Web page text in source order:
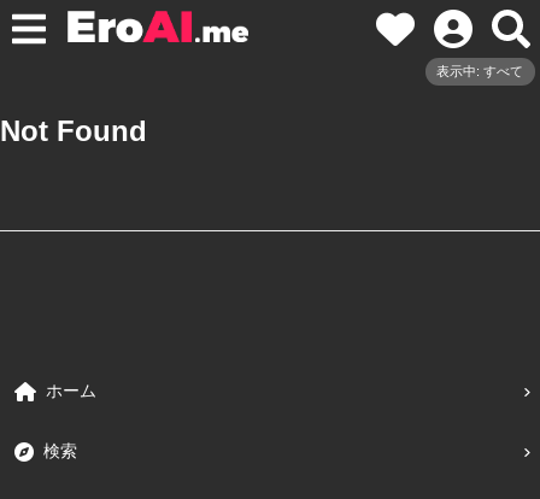
表示中: すべて
Not Found
ホーム
検索